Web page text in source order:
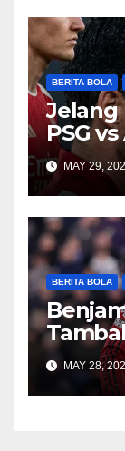
BERITA BOLA
Jelang
PSG
Sengit
MAY 29,
BERITA BOLA
2026/
MAY 28,